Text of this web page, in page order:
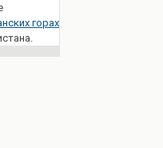
горах